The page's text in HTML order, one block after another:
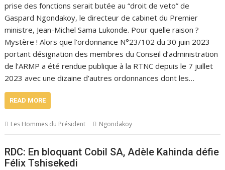
prise des fonctions serait butée au “droit de veto” de
Gaspard Ngondakoy, le directeur de cabinet du Premier
ministre, Jean-Michel Sama Lukonde. Pour quelle raison ?
Mystère ! Alors que l’ordonnance N°23/102 du 30 juin 2023
portant désignation des membres du Conseil d’administration
de l’ARMP a été rendue publique à la RTNC depuis le 7 juillet
2023 avec une dizaine d’autres ordonnances dont les…
READ MORE
Les Hommes du Président Ngondakoy
RDC: En bloquant Cobil SA, Adèle Kahinda défie
Félix Tshisekedi